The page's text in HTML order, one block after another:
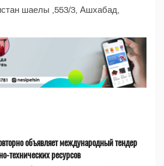
шаелы ,553/3, Ашхабад,
объявляет международный тендер
технических ресурсов